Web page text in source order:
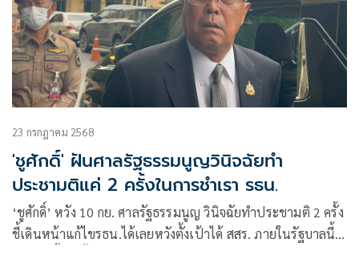
23 กรกฎาคม 2568
'ชูศักดิ์' ฝันศาลรัฐธรรมนูญวินิจฉัยทำ
ประชามติแค่ 2 ครั้งในการชำเรา รธน.
‘ชูศักดิ์’ หวัง 10 กย. ศาลรัฐธรรมนูญ วินิจฉัยทำประชามติ 2 ครั้ง
ชี้เดินหน้าแก้ไขรธน.ได้เลยหวังตั้งเป้าได้ สสร. ภายในรัฐบาลนี้